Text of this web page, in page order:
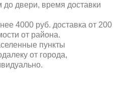
до двери, время доставки
4000 руб. доставка от 200
от района.
пункты
от города,